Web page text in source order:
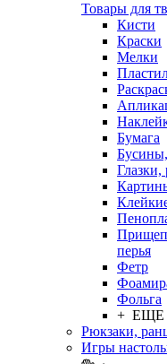
Товары для
Кисти
Краски
Мелки
Бумага
Глазки,
перья
Фетр
Фольга
+ ЕЩЕ
Рюкзаки,
Игры